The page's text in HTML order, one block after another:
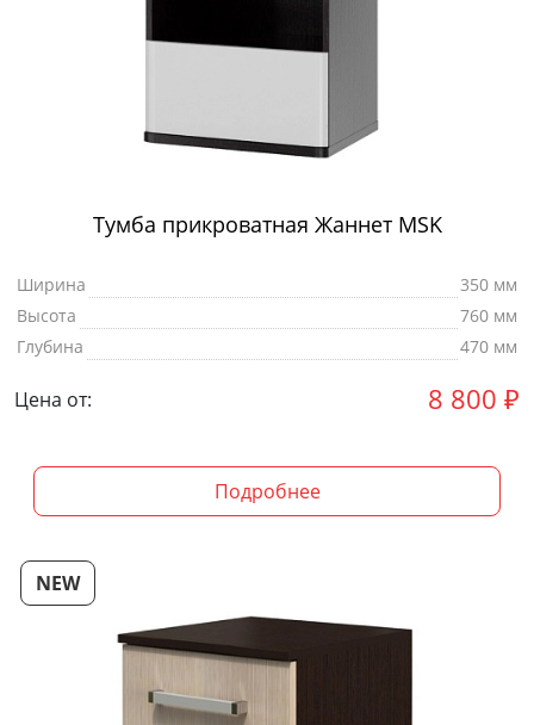
Тумба прикроватная Жаннет MSK
Ширина
350 мм
Высота
760 мм
Глубина
470 мм
Цена от: 8 800 ₽
Подробнее
NEW